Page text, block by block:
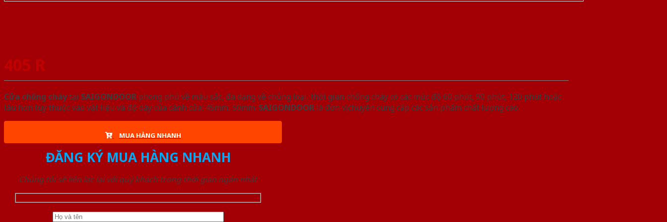
405 R
Cửa chống cháytại SAIGONDOOR phong phú về màu sắc, đa dạng về chủng loại, thời gian chống cháy có các mức độ 60 phút, 90 phút, 120 phút hoặc
lâu hơn tùy thuộc vào vật liệu và độ dày của cánh cửa: 45mm, 50mm. SAIGONDOOR là đơn vị chuyên cung cấp các sản phẩm chất lượng cao.
MUA HÀNG NHANH
ĐĂNG KÝ MUA HÀNG NHANH
Chúng tôi sẽ liên lạc lại với quý khách trong thời gian ngắn nhất